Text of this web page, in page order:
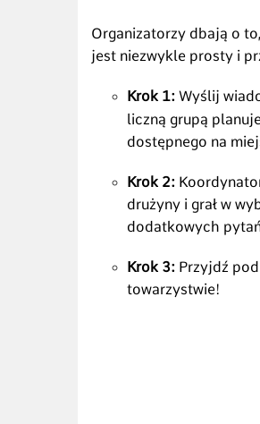
Organizatorzy dbają o
jest niezwykle prosty i
Krok 1: Wyślij
liczną grupą
dostępnego na
Krok 2:
drużyny i grał w
dodatkowych
Krok 3: Przyjdź
towarzystwie!